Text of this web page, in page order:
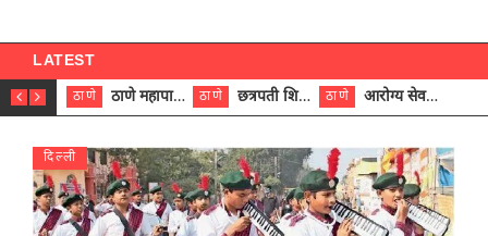
LATEST
ठाणे ठाणे महापालिकेच्या नऊ प्रभाग समित्यांवर अध्यक्ष विराजमान ठाणे छत्रपती शिवाजी महाराज रुग्णालयात दुर्मिळ ट्युमरची यशस्वी शस्त्रक्रिया ठाणे आरोग्य सेवक (पुरुष) पदावरून ११ कर्मचाऱ्यांना आरोग्य सहाय्यक (पुरुष) पदावर पदोन्नती; मुख्य कार्यकारी अधिकारी रणजित यादव यांच्या हस्ते आदेश वितरण
दिल्ली